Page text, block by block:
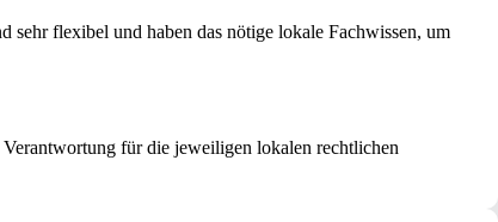
sehr flexibel und haben das nötige lokale Fachwissen, um
für die jeweiligen lokalen rechtlichen